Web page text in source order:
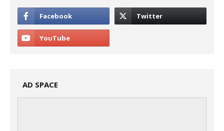
AD SPACE